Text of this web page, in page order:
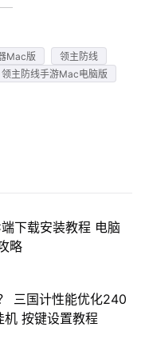
Mac版
领主防线
领主防线手游Mac电脑版
下载安装教程 电脑
略
三国计性能优化240
按键设置教程